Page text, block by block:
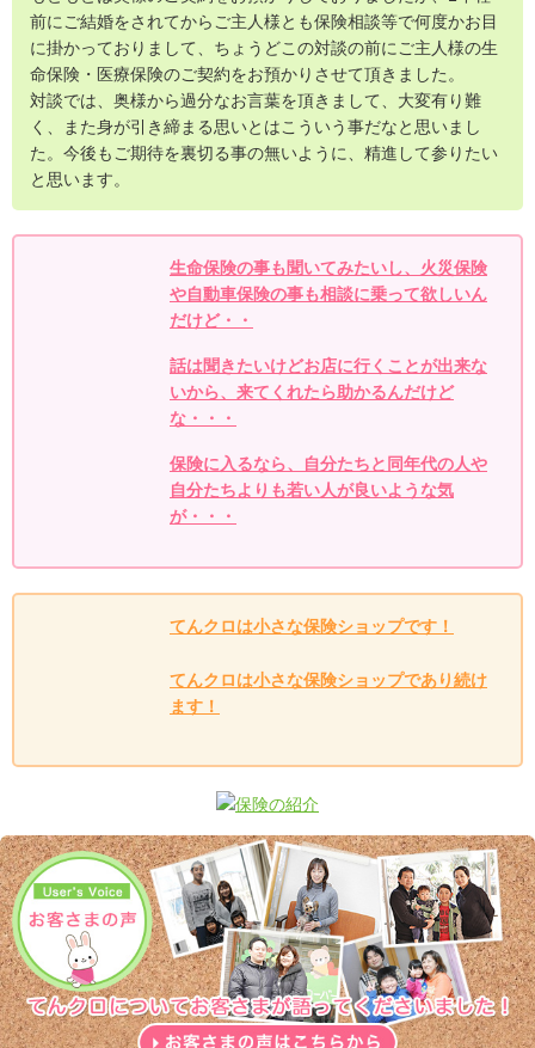
前にご結婚をされてからご主人様とも保険相談等で何度かお目
に掛かっておりまして、ちょうどこの対談の前にご主人様の生
命保険・医療保険のご契約をお預かりさせて頂きました。
対談では、奥様から過分なお言葉を頂きまして、大変有り難
く、また身が引き締まる思いとはこういう事だなと思いまし
た。今後もご期待を裏切る事の無いように、精進して参りたい
と思います。
生命保険の事も聞いてみたいし、火災保険
や自動車保険の事も相談に乗って欲しいん
だけど・・
話は聞きたいけどお店に行くことが出来な
いから、来てくれたら助かるんだけど
な・・・
保険に入るなら、自分たちと同年代の人や
自分たちよりも若い人が良いような気
が・・・
てんクロは小さな保険ショップです！
てんクロは小さな保険ショップであり続け
ます！